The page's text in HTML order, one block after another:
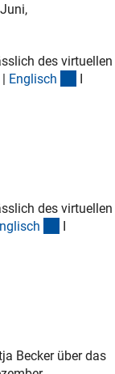
des virtuellen
(Download)
| Englisch
I
des virtuellen
h
I
Becker über das